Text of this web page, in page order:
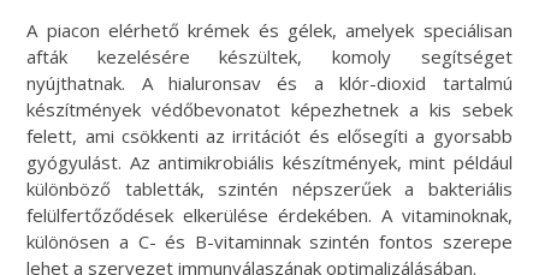
A piacon elérhető krémek és gélek, amelyek speciálisan
afták kezelésére készültek, komoly segítséget
nyújthatnak. A hialuronsav és a klór-dioxid tartalmú
készítmények védőbevonatot képezhetnek a kis sebek
felett, ami csökkenti az irritációt és elősegíti a gyorsabb
gyógyulást. Az antimikrobiális készítmények, mint például
különböző tabletták, szintén népszerűek a bakteriális
felülfertőződések elkerülése érdekében. A vitaminoknak,
különösen a C- és B-vitaminnak szintén fontos szerepe
lehet a szervezet immunválaszának optimalizálásában.